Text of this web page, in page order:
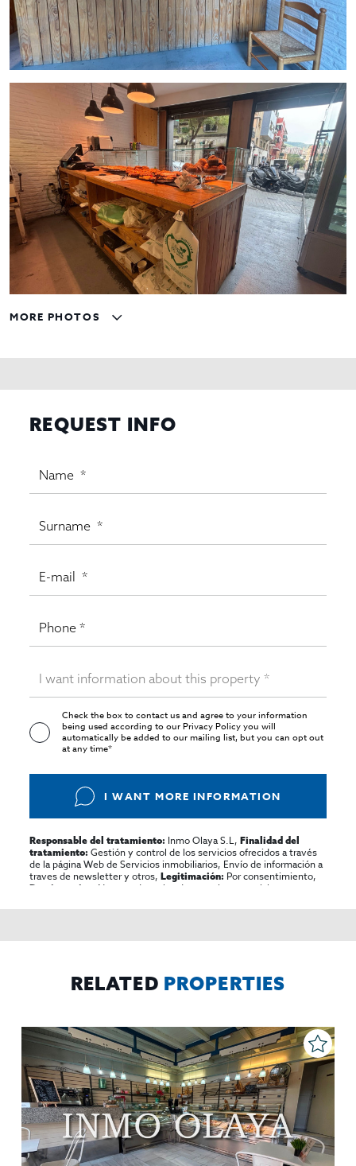
MORE PHOTOS
REQUEST INFO
Check the box to contact us and agree to your information
being used according to ourPrivacy Policyyou will
automatically be added to our mailing list, but you can opt out
at any time*
I WANT MORE INFORMATION
Responsable del tratamiento: Inmo Olaya S.L,Finalidad del
tratamiento: Gestión y control de los servicios ofrecidos a través
de la página Web de Servicios inmobiliarios, Envío de información a
traves de newsletter y otros,Legitimación: Por consentimiento,
Destinatarios:
No se cederan los datos, salvo para elaborar
rectificar y suprimir los datos, solicitar la portabilidad de los
RELATED PROPERTIES